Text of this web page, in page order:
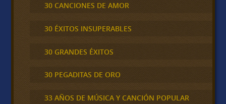
30 CANCIONES DE AMOR
30 ÉXITOS INSUPERABLES
30 GRANDES ÉXITOS
30 PEGADITAS DE ORO
33 AÑOS DE MÚSICA Y CANCIÓN POPULAR